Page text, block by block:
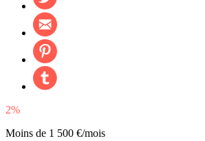
2%
Moins de 1 500 €/mois